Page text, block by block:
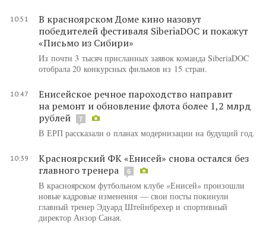
10:51
В красноярском Доме кино назовут
победителей фестиваля SiberiaDOC и покажут
«Письмо из Сибири»
Из почти 3 тысяч присланных заявок команда SiberiaDOC
отобрала 20 конкурсных фильмов из 15 стран.
10:47
Енисейское речное пароходство направит
на ремонт и обновление флота более 1,2 млрд
рублей
7
В ЕРП рассказали о планах модернизации на будущий год.
10:39
Красноярский ФК «Енисей» снова остался без
главного тренера
6
В красноярском футбольном клубе «Енисей» произошли
новые кадровые изменения — свои посты покинули
главный тренер Эдуард Штейнбрехер и спортивный
директор Анзор Саная.